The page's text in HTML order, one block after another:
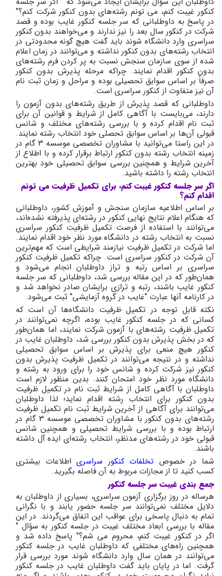
کنکور غیبت کنم، می تونم رشته‌های بدون کنکور شرکت کنم؟"
در پاسخ به داوطلبانی که سر جلسه کنکور غایب بوده و قصد
شرکت در کنکور سال بعد را نیز ندارند و می‌خواهند بدون کنکور
سراسری وارد دانشگاه شوند باید گفت هیچ گونه محدودتی در
انتخاب رشته‌های بدون کنکور نداشته و می‌توانند در زمان اعلام
شده از سوی سازمان سنجش نسبت به پر کردن فرم رشته‌های
بدون کنکور اقدام نمایند. چراکه مرحله پذیرش بدون کنکور
صرفاً بر اساس سوابق تحصیلی بوده و مراحل و زمان ثبت نام
آن نیز متفاوت از کنکور سراسری است.
داوطلبانی که قصد پذیرش از طریق رشته‌های بدون آزمون را
دارند، می‌بایست با آگاهی کامل از شرایط و قوانین آن برای
ثبت نام اقدام کرده و با بررسی رشته‌های مختلف و شانس
قبولی آن‌ها بر اساس سوابق تحصلی خود انتخاب رشته نمایند.
در این راستا می‌توانید با مشاوران تخصصی موسسه 3 گام در
زمینه انتخاب رشته بدون کنکور ارتباط برقرار کرده و با اطلاع از
آخرین شرایط و همچنین بررسی سوابق تحصیلی خود بهترین
انتخاب رشته را داشته باشید.
اگر سر جلسه کنکور غیبت کنم، برای تکمیل ظرفیت می تونم
اقدام کنم؟
بر اساس اطلاعیه سازمان سنجش و آموزش کشور، داوطلبانی
که هنگام اعلام نتایج نهایی کنکور در رشته‌ای پذیرفته نشده‌اند،
می‌توانند با استفاده از فرصت تکمیل ظرفیت کنکور سراسری
نسبت به انتخاب رشته در دانشگاه مورد نظر خود اقدام نمایند.
اما شرکت در تکمیل ظرفیت نیازمند شرایطی است که مهم‌ترین
آن شرکت در کنکور سراسری است. چراکه تکمیل ظرفیت کنکور
سراسری بر اساس رتبه و تراز داوطلبان انجام می‌شود و
همان‌طور که در این مقاله بررسی شد، داوطلبانی که سر جلسه
کنکور غایب باشند، رتبه و ترازی برایشان صادر نخواهد شد و
در کارنامه آنها عبارت "غایب در گروه آزمایشی" ثبت می‌شود.
نکته قابل توجه در تکمیل ظرفیت دانشگاه‌ها آن است که
کسانی که در جلسه کنکور غایب بوده، اگرچه نمی‌توانند در
تکمیل ظرفیت رشته‌های با آزمون شرکت نمایند، اما همان‌طور
که در بخش پذیرش بدون کنکور بررسی شد، داوطلبان غایب در
کنکور هیچ منعی برای پذیرش بر اساس سوابق تحصیلی
نداشته و در نتیجه می‌توانند در تکمیل ظرفیت پذیرش بدون
کنکور نیز شرکت کرده و شانس خود را برای ورود به رشته و
دانشگاه مورد نظر خود امتحان کنند. بدین منظور لازم است
داوطلبان با آگاهی کامل از شرایط ثبت نام در تکمیل ظرفیت
بدون کنکور برای انتخاب رشته اقدام نماید؛ لذا داوطلبان
می‌توانند برای آگاهی از آخرین شرایط ثبت نام تکمیل ظرفیت
رشته‌های بدون کنکور با مشاوران تخصصی موسسه 3 گام در
ارتباط بوده و با بررسی شرایط تحصیلی و همچنین شانس
قبولی خود در رشته‌های مدنظر، انتخاب رشته‌ای ایده آل داشته
باشند.
شما در خصوص تخلفات کنکور سراسریاطلاعات بیشتری
کسب کنید تا از مجازات مربوط به آن فاصله بگیرید.
جمع بندی غیبت سر جلسه کنکور
هرساله در روز برگزاری آزمون سراسری، بسیاری از داوطلبان به
دلایل مختلف نمی‌توانند سر جلسه حضور یابند و با نگرانی
تمام به دنبال پاسخی برای عواقب این اتفاق می‌گردند. در این
مقاله با بررسی ابعاد مختلف غیبت در جلسه کنکور به سؤال "
اگر در کنکور غیبت کنم، محروم می شم؟" پاسخ داده شد و
همچنین راه‌های مختلفی که داوطلبان غایب در جلسه کنکور
می‌توانند در همان سال وارد دانشگاه شوند مورد بررسی قرار
گرفت. اما در پایان باید گفت داوطلبان غایب در جلسه کنکور